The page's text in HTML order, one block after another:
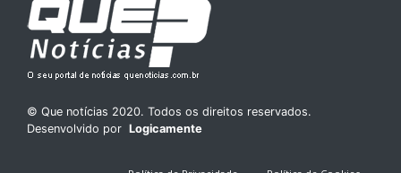
© Que notícias 2020. Todos os direitos reservados.
Desenvolvido por Logicamente